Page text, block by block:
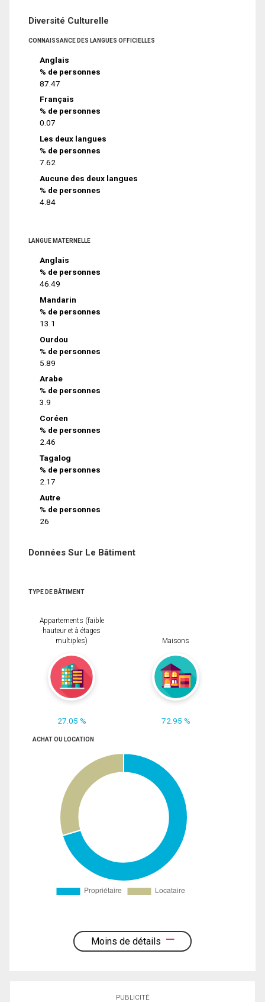
Diversité Culturelle
CONNAISSANCE DES LANGUES OFFICIELLES
Anglais
% de personnes
87.47
Français
% de personnes
0.07
Les deux langues
% de personnes
7.62
Aucune des deux langues
% de personnes
4.84
LANGUE MATERNELLE
Anglais
% de personnes
46.49
Mandarin
% de personnes
13.1
Ourdou
% de personnes
5.89
Arabe
% de personnes
3.9
Coréen
% de personnes
2.46
Tagalog
% de personnes
2.17
Autre
% de personnes
26
Données Sur Le Bâtiment
TYPE DE BÂTIMENT
Appartements (faible
hauteur et à étages
multiples)
27.05 %
Maisons
72.95 %
ACHAT OU LOCATION
Moins de détails
PUBLICITÉ